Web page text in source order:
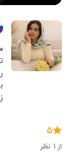
5
از 1 نظر